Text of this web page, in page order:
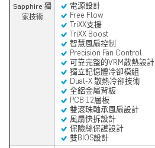
Sapphire 獨
家技術
電源設計
Free Flow
TriXX支援
TriXX Boost
智慧風扇控制
Precision Fan Control
可靠完整的VRM散熱設計
獨立記憶體冷卻模組
Dual-X 散熱冷卻技術
全鋁金屬背板
PCB 12層板
雙滾珠軸承風扇設計
風扇快拆設計
保險絲保護設計
雙BIOS設計